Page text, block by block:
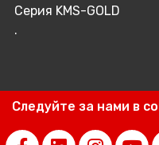
Серия KMS-GOLD
.
Следуйте за нами в